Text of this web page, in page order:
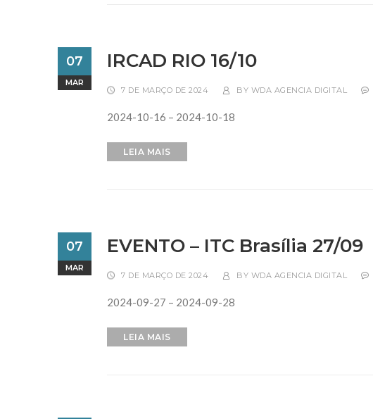
07
MAR
IRCAD RIO 16/10
7 DE MARÇO DE 2024 BY WDA AGENCIA DIGITAL
2024-10-16 – 2024-10-18
LEIA MAIS
07
MAR
EVENTO – ITC Brasília 27/09
7 DE MARÇO DE 2024 BY WDA AGENCIA DIGITAL
2024-09-27 – 2024-09-28
LEIA MAIS